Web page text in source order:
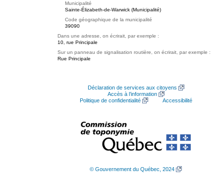
Municipalité
Sainte-Élizabeth-de-Warwick (Municipalité)
Code géographique de la municipalité
39090
Dans une adresse, on écrirait, par exemple :
10, rue Principale
Sur un panneau de signalisation routière, on écrirait, par exemple :
Rue Principale
Déclaration de services aux citoyens
Accès à l’information
Politique de confidentialité
Accessibilité
© Gouvernement du Québec, 2024